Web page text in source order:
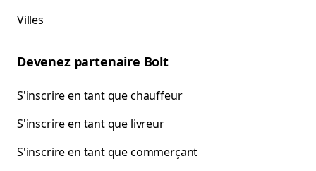
Villes
Devenez partenaire Bolt
S'inscrire en tant que chauffeur
S'inscrire en tant que livreur
S'inscrire en tant que commerçant